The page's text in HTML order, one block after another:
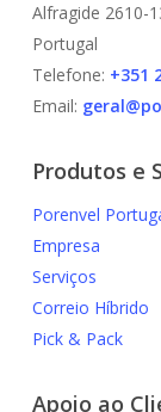
Alfragide 2610-
Portugal
Telefone: +351
Email:
Produtos e
Porenvel
Empresa
Serviços
Correio Híbrido
Pick & Pack
Apoio ao